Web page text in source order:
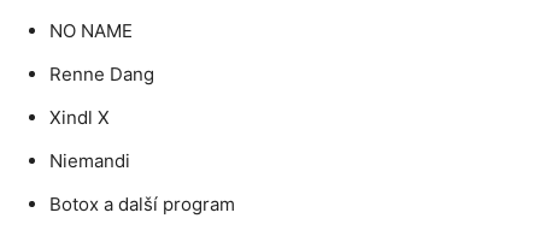
NO NAME
Renne Dang
Xindl X
Niemandi
Botox a další program